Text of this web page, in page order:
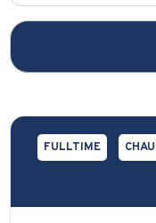
FULLTIME